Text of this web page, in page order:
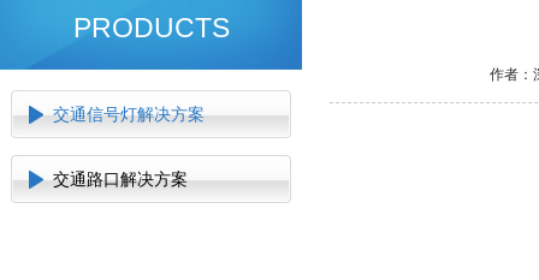
PRODUCTS
交通信号灯解决方案
交通路口解决方案
作者：